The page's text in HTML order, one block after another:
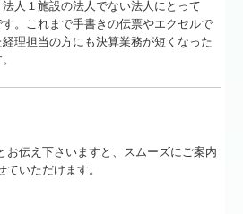
人１施設の法人でない法人にとって
。これまで手書きの伝票やエクセルで
理担当の方にも決算業務が短くなった
お伝え下さいますと、スムーズにご案内
ていただけます。